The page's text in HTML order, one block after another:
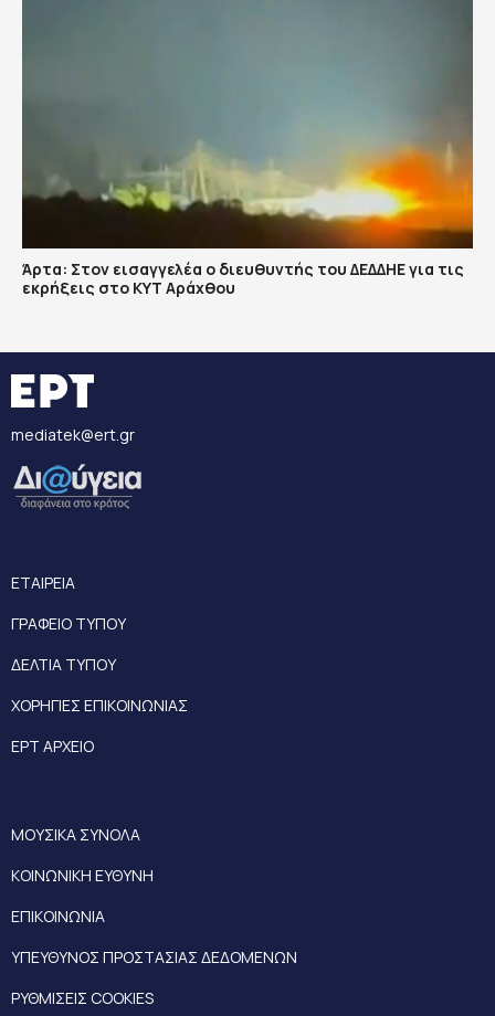
Άρτα: Στον εισαγγελέα ο διευθυντής του ΔΕΔΔΗΕ για τις
εκρήξεις στο ΚΥΤ Αράχθου
mediatek@ert.gr
ΕΤΑΙΡΕΙΑ
ΓΡΑΦΕΙΟ ΤΥΠΟΥ
ΔΕΛΤΙΑ ΤΥΠΟΥ
ΧΟΡΗΓΙΕΣ ΕΠΙΚΟΙΝΩΝΙΑΣ
ΕΡΤ ΑΡΧΕΙΟ
ΜΟΥΣΙΚΑ ΣΥΝΟΛΑ
ΚΟΙΝΩΝΙΚΗ ΕΥΘΥΝΗ
ΕΠΙΚΟΙΝΩΝΙΑ
ΥΠΕΥΘΥΝΟΣ ΠΡΟΣΤΑΣΙΑΣ ΔΕΔΟΜΕΝΩΝ
ΡΥΘΜΙΣΕΙΣ COOKIES